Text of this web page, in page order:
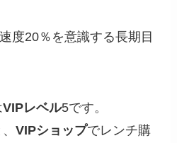
度20％を意識する長期目
VIPレベル5です。
、VIPショップでレンチ購